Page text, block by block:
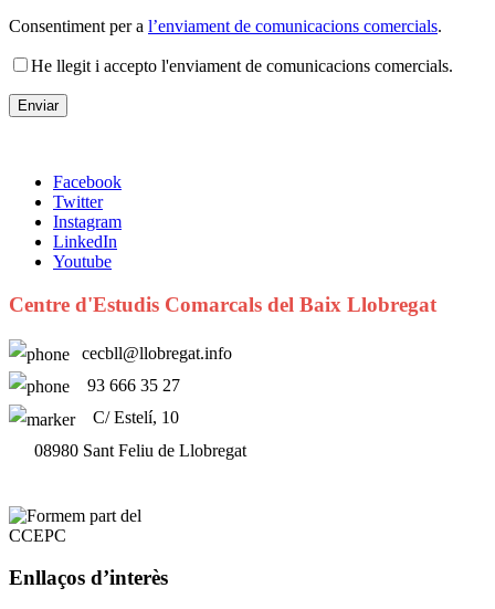
Consentiment per a l’enviament de comunicacions comercials.
He llegit i accepto l'enviament de comunicacions comercials.
Facebook
Twitter
Instagram
LinkedIn
Youtube
Centre d'Estudis Comarcals del Baix Llobregat
cecbll@llobregat.info
93 666 35 27
C/ Estelí, 10
08980 Sant Feliu de Llobregat
Enllaços d’interès